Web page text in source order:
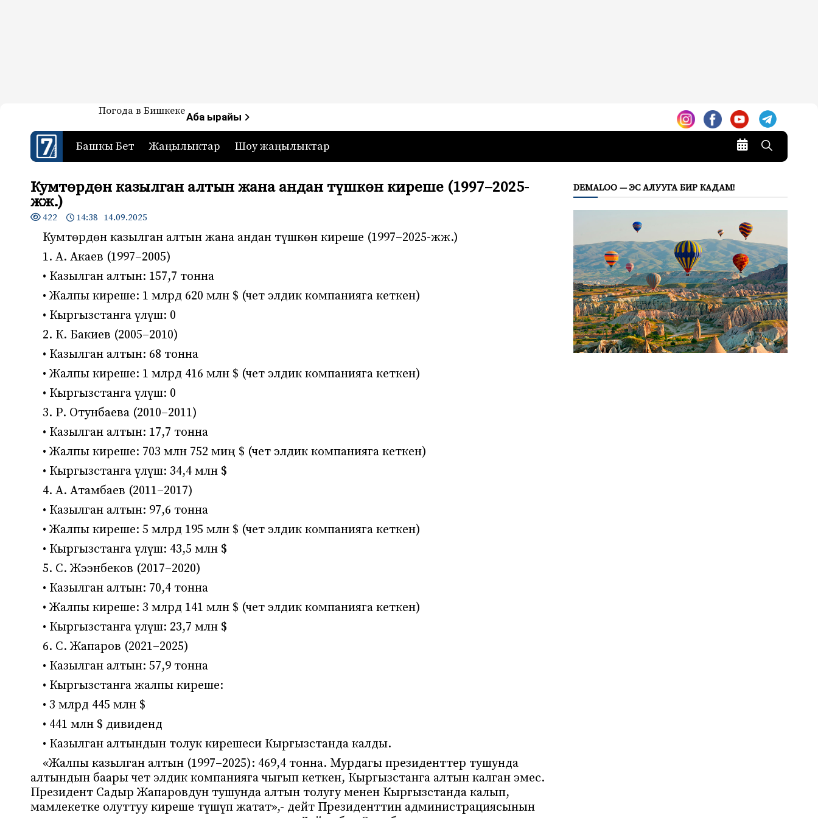
7-канал. Жаңылыктар — Кыргызстан
Жаңылыктар — Кыргызстан
Погода в БишкекеАба ырайы
Башкы Бет Жаңылыктар Шоу жаңылыктар
Кумтөрдөн казылган алтын жана андан түшкөн киреше (1997–2025-
жж.)
422 14:38 14.09.2025
Кумтөрдөн казылган алтын жана андан түшкөн киреше (1997–2025-жж.)
1. А. Акаев (1997–2005)
• Казылган алтын: 157,7 тонна
• Жалпы киреше: 1 млрд 620 млн $ (чет элдик компанияга кеткен)
• Кыргызстанга үлүш: 0
2. К. Бакиев (2005–2010)
• Казылган алтын: 68 тонна
• Жалпы киреше: 1 млрд 416 млн $ (чет элдик компанияга кеткен)
• Кыргызстанга үлүш: 0
3. Р. Отунбаева (2010–2011)
• Казылган алтын: 17,7 тонна
• Жалпы киреше: 703 млн 752 миң $ (чет элдик компанияга кеткен)
• Кыргызстанга үлүш: 34,4 млн $
4. А. Атамбаев (2011–2017)
• Казылган алтын: 97,6 тонна
• Жалпы киреше: 5 млрд 195 млн $ (чет элдик компанияга кеткен)
• Кыргызстанга үлүш: 43,5 млн $
5. С. Жээнбеков (2017–2020)
• Казылган алтын: 70,4 тонна
• Жалпы киреше: 3 млрд 141 млн $ (чет элдик компанияга кеткен)
• Кыргызстанга үлүш: 23,7 млн $
6. С. Жапаров (2021–2025)
• Казылган алтын: 57,9 тонна
• Кыргызстанга жалпы киреше:
• 3 млрд 445 млн $
• 441 млн $ дивиденд
• Казылган алтындын толук кирешеси Кыргызстанда калды.
«Жалпы казылган алтын (1997–2025): 469,4 тонна. Мурдагы президенттер тушунда
алтындын баары чет элдик компанияга чыгып кеткен, Кыргызстанга алтын калган эмес.
Президент Садыр Жапаровдун тушунда алтын толугу менен Кыргызстанда калып,
мамлекетке олуттуу киреше түшүп жатат»,- дейт Президенттин администрациясынын
DEMALOO — ЭС АЛУУГА БИР КАДАМ!